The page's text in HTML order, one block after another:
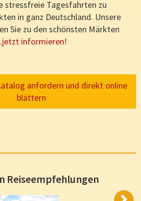
schönsten Ziele für Busreisen über
Silvester. Genießen Sie festliche
Städten, in den Bergen oder an
der Ostsee.
anfordern und direkt online
blättern
Reiseempfehlungen